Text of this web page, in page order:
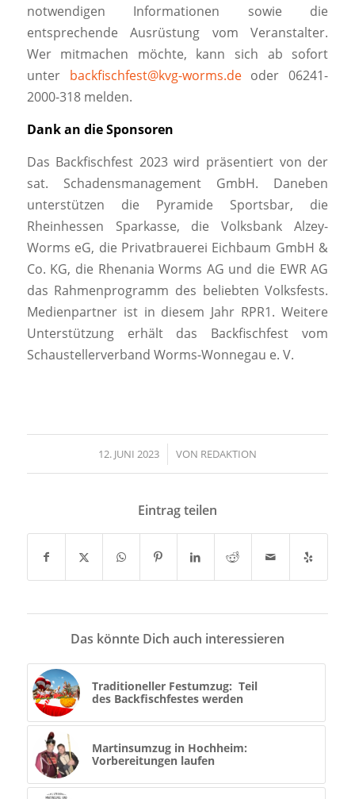
notwendigen Informationen sowie die
entsprechende Ausrüstung vom Veranstalter.
Wer mitmachen möchte, kann sich ab sofort
unter backfischfest@kvg-worms.deoder 06241-
2000-318 melden.
Dank an die Sponsoren
Das Backfischfest 2023 wird präsentiert von der
sat. Schadensmanagement GmbH. Daneben
unterstützen die Pyramide Sportsbar, die
Rheinhessen Sparkasse, die Volksbank Alzey-
Worms eG, die Privatbrauerei Eichbaum GmbH &
Co. KG, die Rhenania Worms AG und die EWR AG
das Rahmenprogramm des beliebten Volksfests.
Medienpartner ist in diesem Jahr RPR1. Weitere
Unterstützung erhält das Backfischfest vom
Schaustellerverband Worms-Wonnegau e. V.
12. JUNI 2023
/ VON REDAKTION
Eintrag teilen
Das könnte Dich auch interessieren
Traditioneller Festumzug: Teil
des Backfischfestes werden
Martinsumzug in Hochheim:
Vorbereitungen laufen